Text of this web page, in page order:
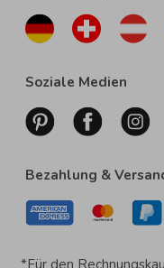
Soziale Medien
Bezahlung &